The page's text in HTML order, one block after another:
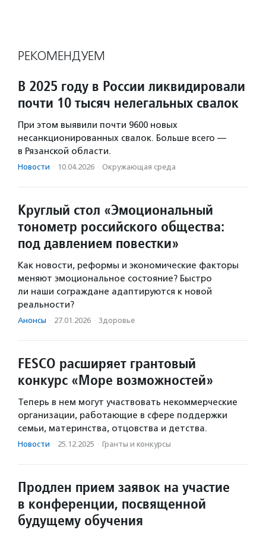
РЕКОМЕНДУЕМ
В 2025 году в России ликвидировали
почти 10 тысяч нелегальных свалок
При этом выявили почти 9600 новых
несанкционированных свалок. Больше всего —
в Рязанской области.
Новости · 10.04.2026 · Окружающая среда
Круглый стол «Эмоциональный
тонометр российского общества:
под давлением повестки»
Как новости, реформы и экономические факторы
меняют эмоциональное состояние? Быстро
ли наши сограждане адаптируются к новой
реальности?
Анонсы · 27.01.2026 · Здоровье
FESCO расширяет грантовый
конкурс «Море возможностей»
Теперь в нем могут участвовать некоммерческие
организации, работающие в сфере поддержки
семьи, материнства, отцовства и детства.
Новости · 25.12.2025 · Гранты и конкурсы
Продлен прием заявок на участие
в конференции, посвященной
будущему обучения